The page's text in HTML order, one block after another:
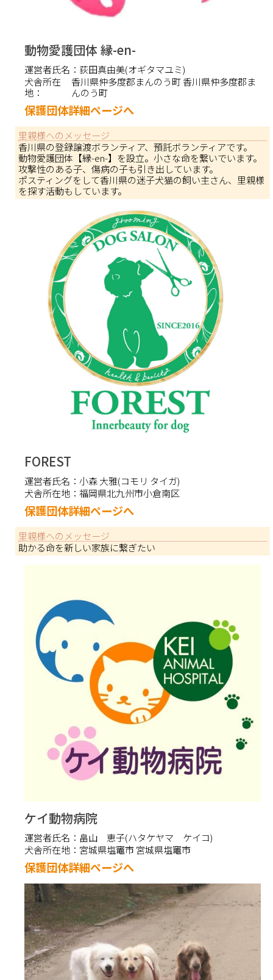
動物愛護団体 縁-en-
運営者氏名： 荻田真由美(オギタマユミ)
犬舎所在
地：
香川県仲多度郡まんのう町 香川県仲多度郡ま
んのう町
保護団体詳細ページへ
里親様へのメッセージ
香川県の登録譲渡ボランティア、預託ボランティアです。
動物愛護団体【縁-en-】を設立。小さな命を繋いでいます。
攻撃性のある子、傷病の子も引き出しています。
ポスティングをして香川県の迷子犬猫の飼い主さん、里親様
を探す活動もしています。
FOREST
運営者氏名：小森 大雅(コモリ タイガ)
犬舎所在地：福岡県北九州市小倉南区
保護団体詳細ページへ
里親様へのメッセージ
助かる命を新しい家族に繋ぎたい
ケイ動物病院
運営者氏名： 畠山 恵子(ハタケヤマ ケイコ)
犬舎所在地： 宮城県塩竈市 宮城県塩竈市
保護団体詳細ページへ